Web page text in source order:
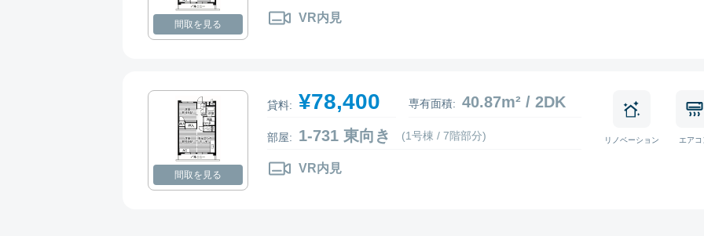
間取を見る VR内見
間取を見る
貸料: ¥78,400 専有面積: 40.87m² / 2DK
部屋: 1-731 東向き (1号棟 / 7階部分)
VR内見
リノベーション エアコ